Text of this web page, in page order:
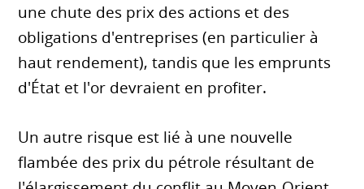
une chute des prix des actions et des
obligations d'entreprises (en particulier à
haut rendement), tandis que les emprunts
d'État et l'or devraient en profiter.
Un autre risque est lié à une nouvelle
flambée des prix du pétrole résultant de